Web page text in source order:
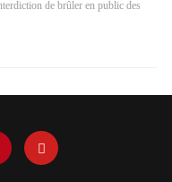
de brûler en public des